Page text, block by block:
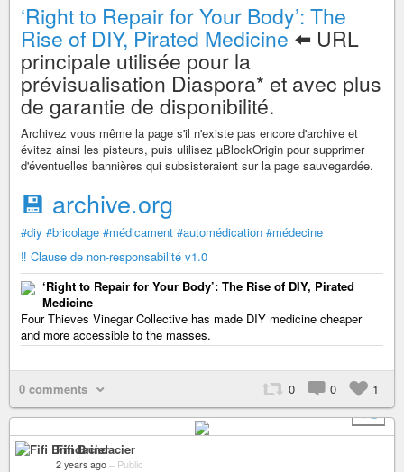
‘Right to Repair for Your Body’: The
Rise of DIY, Pirated Medicine ⬅️ URL
principale utilisée pour la
prévisualisation Diaspora* et avec plus
de garantie de disponibilité.
Archivez vous même la page s'il n'existe pas encore d'archive et
évitez ainsi les pisteurs, puis ulilisez µBlockOrigin pour supprimer
d'éventuelles bannières qui subsisteraient sur la page sauvegardée.
💾 archive.org
#diy #bricolage #médicament #automédication #médecine
‼️ Clause de non-responsabilité v1.0
‘Right to Repair for Your Body’: The Rise of DIY, Pirated
Medicine
Four Thieves Vinegar Collective has made DIY medicine cheaper
and more accessible to the masses.
0 comments 0 0
1
+ 2
Fifi Brindacier
2 years ago – Public